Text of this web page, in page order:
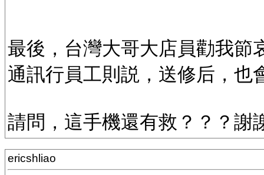
最後，台灣大哥大店員勸我節
通訊行員工則説，送修后，也
請問，這手機還有救？？？謝
ericshliao